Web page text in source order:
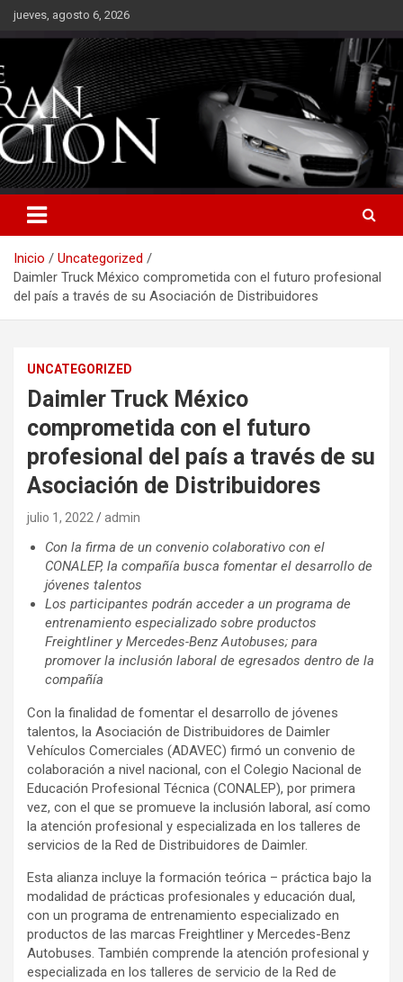
Saltarjueves, agosto 6, 2026
Inicio
Uncategorized
Daimler Truck México comprometida con el futuro profesional
del país a través de su Asociación de Distribuidores
UNCATEGORIZED
Daimler Truck México
comprometida con el futuro
profesional del país a través de su
Asociación de Distribuidores
julio 1, 2022 admin
Con la firma de un convenio colaborativo con el
CONALEP, la compañía busca fomentar el desarrollo de
jóvenes talentos
Los participantes podrán acceder a un programa de
entrenamiento especializado sobre productos
Freightliner y Mercedes-Benz Autobuses; para
promover la inclusión laboral de egresados dentro de la
compañía
Con la finalidad de fomentar el desarrollo de jóvenes
talentos, la Asociación de Distribuidores de Daimler
Vehículos Comerciales (ADAVEC) firmó un convenio de
colaboración a nivel nacional, con el Colegio Nacional de
Educación Profesional Técnica (CONALEP), por primera
vez, con el que se promueve la inclusión laboral, así como
la atención profesional y especializada en los talleres de
servicios de la Red de Distribuidores de Daimler.
Esta alianza incluye la formación teórica – práctica bajo la
modalidad de prácticas profesionales y educación dual,
con un programa de entrenamiento especializado en
productos de las marcas Freightliner y Mercedes-Benz
Autobuses. También comprende la atención profesional y
especializada en los talleres de servicio de la Red de